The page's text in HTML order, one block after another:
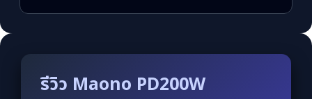
รีวิว Maono PD200W